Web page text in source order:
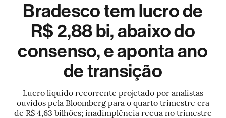
Bradesco tem lucro de
R$ 2,88 bi, abaixo do
consenso, e aponta ano
de transição
Lucro líquido recorrente projetado por analistas
ouvidos pela Bloomberg para o quarto trimestre era
de R$ 4,63 bilhões; inadimplência recua no trimestre